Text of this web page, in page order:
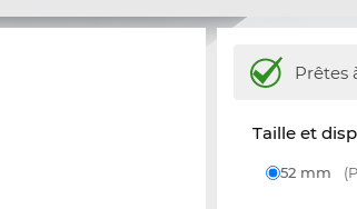
Prêtes
Taille et
52 mm